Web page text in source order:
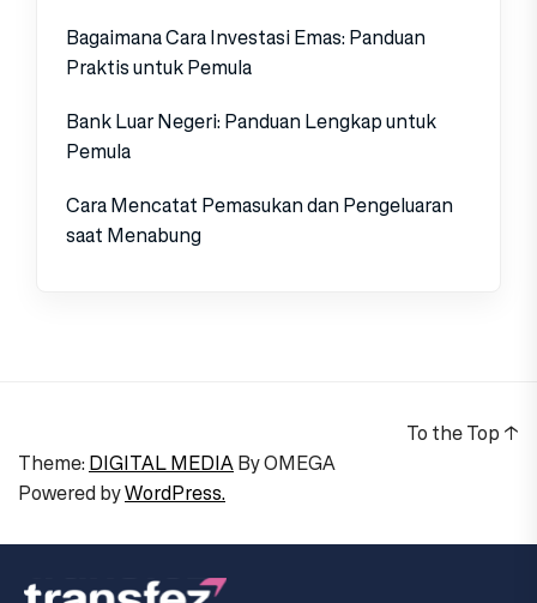
Bagaimana Cara Investasi Emas: Panduan
Praktis untuk Pemula
Bank Luar Negeri: Panduan Lengkap untuk
Pemula
Cara Mencatat Pemasukan dan Pengeluaran
saat Menabung
Theme: DIGITAL MEDIAByOMEGA
Powered byWordPress.
To the Top ↑